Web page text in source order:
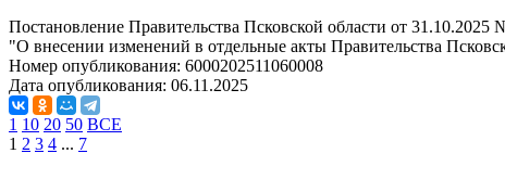
Постановление Правительства Псковской области от 31.10.2025
"О внесении изменений в отдельные акты Правительства
Номер опубликования: 6000202511060008
Дата опубликования: 06.11.2025
1 10 20 50 ВСЕ
1 2 3 4 ... 7